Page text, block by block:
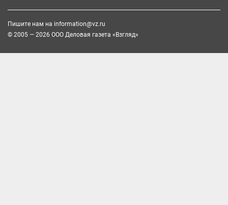
Пишите нам на information@vz.ru
© 2005 — 2026 ООО Деловая газета «Взгляд»